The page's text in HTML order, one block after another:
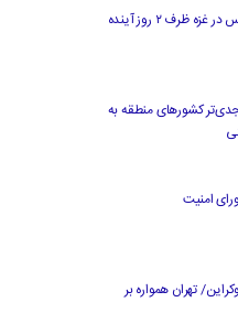
آکسیوس: ترامپ به توافق آتش‌بس در غزه ظرف ۲ روز آینده
کشورهای منطقه به
امنیت
تهران همواره بر